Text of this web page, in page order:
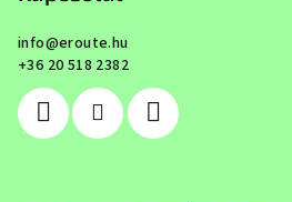
info@eroute.hu
+36 20 518 2382